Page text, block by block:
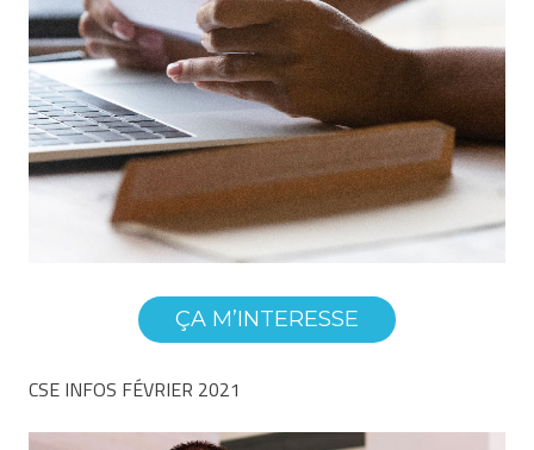
ÇA M’INTERESSE
CSE INFOS FÉVRIER 2021